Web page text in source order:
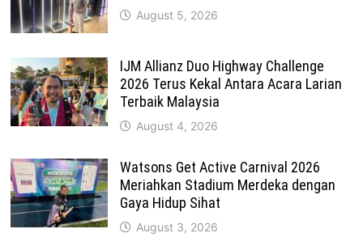
August 5, 2026
IJM Allianz Duo Highway Challenge
2026 Terus Kekal Antara Acara Larian
Terbaik Malaysia
August 4, 2026
Watsons Get Active Carnival 2026
Meriahkan Stadium Merdeka dengan
Gaya Hidup Sihat
August 3, 2026